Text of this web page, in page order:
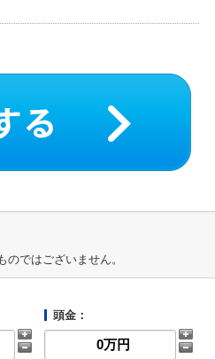
ではございません。
頭金：